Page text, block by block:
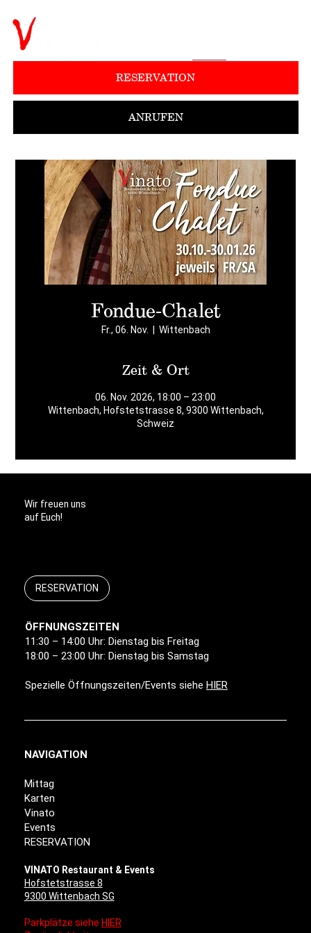
ANRUFEN
RESERVATION
Fondue-Chalet
Fr., 06. Nov. Wittenbach
Zeit & Ort
06. Nov. 2026, 18:00 – 23:00
Wittenbach, Hofstetstrasse 8, 9300 Wittenbach,
Schweiz
Wir freuen uns
auf Euch!
RESERVATION
ÖFFNUNGSZEITEN
11:30 – 14:00 Uhr: Dienstag bis Freitag
18:00 – 23:00 Uhr: Dienstag bis Samstag
Spezielle Öffnungszeiten/Events siehe HIER
VINATO Restaurant & Events
Hofstetstrasse 8
9300 Wittenbach SG
Parkplätze siehe HIER
NAVIGATION
Mittag
Karten
Vinato
Events
RESERVATION